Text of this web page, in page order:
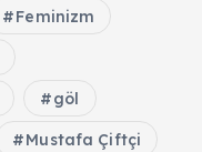
Feminizm
göl
Mustafa Çiftçi